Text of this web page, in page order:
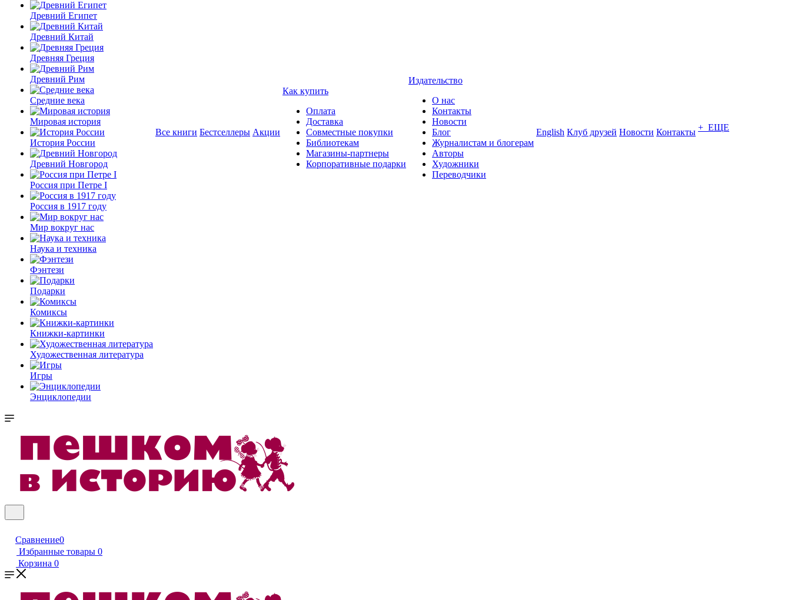
Древний Египет
Древний Китай
Древняя Греция
Древний Рим
Средние века
Мировая история
История России
Древний Новгород
Россия при Петре I
Россия в 1917 году
Мир вокруг нас
Наука и техника
Фэнтези
Подарки
Комиксы
Книжки-картинки
Художественная литература
Игры
Энциклопедии
Все книги Бестселлеры Акции
Как купить
Оплата
Доставка
Совместные покупки
Библиотекам
Магазины-партнеры
Корпоративные подарки
Издательство
О нас
Контакты
Новости
Блог
Журналистам и блогерам
Авторы
Художники
Переводчики
English Клуб друзей Новости Контакты + ЕЩЕ
Сравнение0
Избранные товары 0
Корзина 0